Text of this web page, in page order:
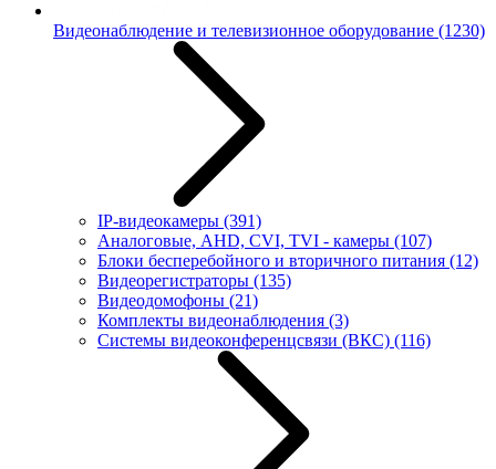
Видеонаблюдение и телевизионное оборудование (1230)
IP-видеокамеры (391)
Аналоговые, AHD, CVI, TVI - камеры (107)
Блоки бесперебойного и вторичного питания (12)
Видеорегистраторы (135)
Видеодомофоны (21)
Комплекты видеонаблюдения (3)
Системы видеоконференцсвязи (ВКС) (116)